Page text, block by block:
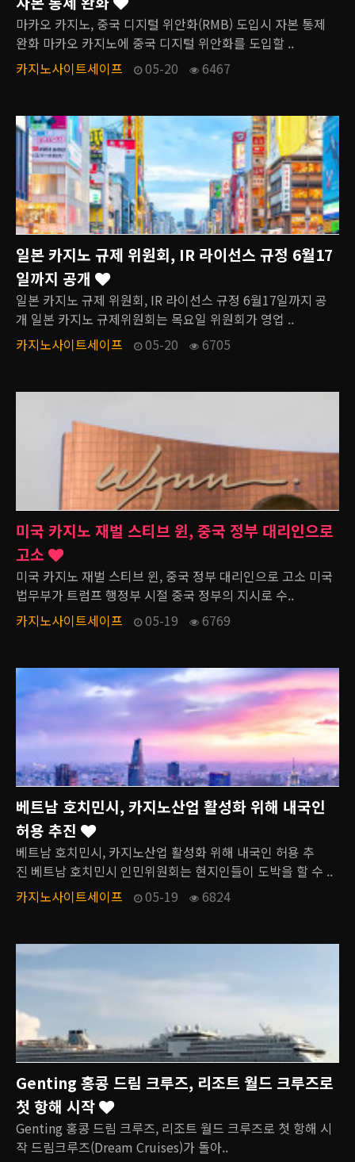
마카오 카지노, 중국 디지털 위안화(RMB) 도입시 자본 통제
완화 마카오 카지노에 중국 디지털 위안화를 도입할 ..
카지노사이트세이프
05-20 6467
일본 카지노 규제 위원회, IR 라이선스 규정 6월17
일까지 공개
일본 카지노 규제 위원회, IR 라이선스 규정 6월17일까지 공
개 일본 카지노 규제위원회는 목요일 위원회가 영업 ..
카지노사이트세이프
05-20 6705
미국 카지노 재벌 스티브 윈, 중국 정부 대리인으로
고소
미국 카지노 재벌 스티브 윈, 중국 정부 대리인으로 고소 미국
법무부가 트럼프 행정부 시절 중국 정부의 지시로 수..
카지노사이트세이프
05-19 6769
베트남 호치민시, 카지노산업 활성화 위해 내국인
허용 추진
베트남 호치민시, 카지노산업 활성화 위해 내국인 허용 추
진 베트남 호치민시 인민위원회는 현지인들이 도박을 할 수 ..
카지노사이트세이프
05-19 6824
Genting 홍콩 드림 크루즈, 리조트 월드 크루즈로
첫 항해 시작
Genting 홍콩 드림 크루즈, 리조트 월드 크루즈로 첫 항해 시
작 드림크루즈(Dream Cruises)가 돌아..